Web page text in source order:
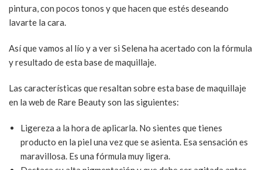
pintura, con pocos tonos y que hacen que estés deseando
lavarte la cara.
Así que vamos al lío y a ver si Selena ha acertado con la fórmula
y resultado de esta base de maquillaje.
Las características que resaltan sobre esta base de maquillaje
en la web de Rare Beauty son las siguientes:
Ligereza a la hora de aplicarla. No sientes que tienes
producto en la piel una vez que se asienta. Esa sensación es
maravillosa. Es una fórmula muy ligera.